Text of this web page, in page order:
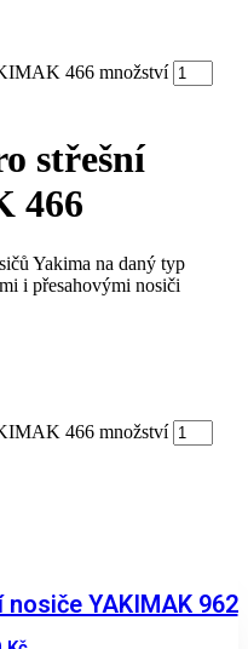
466 množství
střešní
466
Yakima na daný typ
i přesahovými nosiči
466 množství
YAKIMAK 962